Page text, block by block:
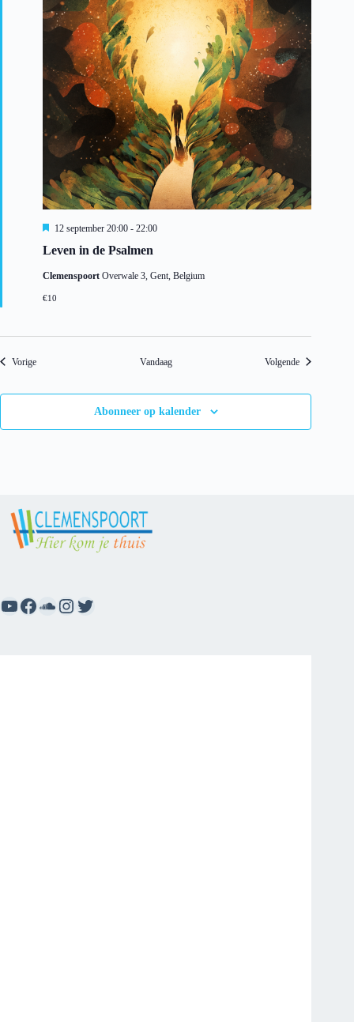
Leven in de Psalmen
U
t
e
i
12 september 20:00 - 22:00
Clemenspoort Overwale 3, Gent, Belgium
€10
VorigeEvenementen Vandaag VolgendeEvenementen
Abonneer op kalender
YouTube
Facebook
SoundCloud
Instagram
Twitter